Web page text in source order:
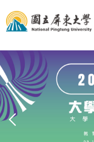
跳
到
要
內
容
區